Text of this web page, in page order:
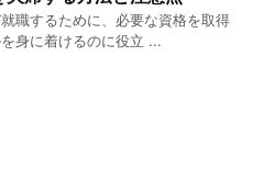
職するために、必要な資格を取得
身に着けるのに役立 ...